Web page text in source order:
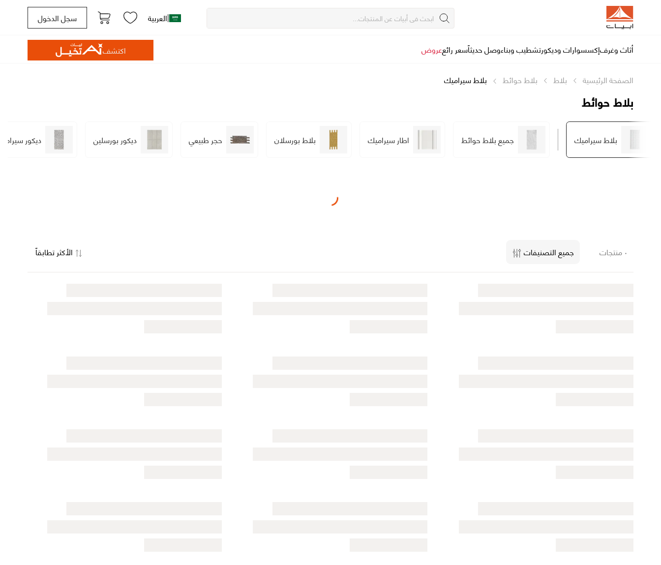
|العربية سجل الدخول
أثاث وغرفإكسسوارات وديكورتشطيب وبناءوصل حديثاًسعر رائععروض اكتشف
الصفحة الرئيسية بلاط بلاط حوائط بلاط سيراميك
بلاط حوائط
بلاط سيراميك جميع بلاط حوائط اطار سيراميك بلاط بورسلان حجر طبيعي ديكور بورسلين ديكور
٠ منتجات جميع التصنيفات الأكثر تطابقاً